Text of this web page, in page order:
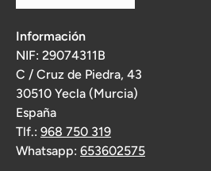
Información
NIF: 29074311B
C / Cruz de Piedra, 43
30510 Yecla (Murcia)
España
Tlf.: 968 750 319
Whatsapp: 653602575